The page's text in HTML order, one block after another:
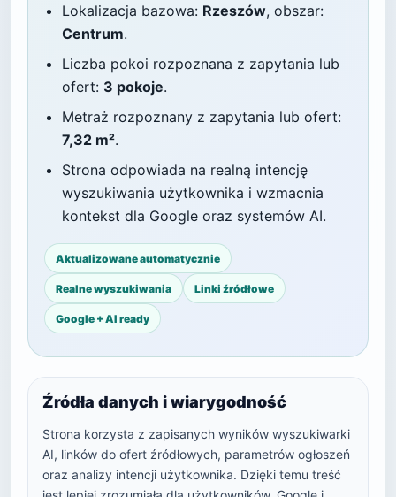
Lokalizacja bazowa: Rzeszów, obszar:
Centrum.
Liczba pokoi rozpoznana z zapytania lub
ofert: 3 pokoje.
Metraż rozpoznany z zapytania lub ofert:
7,32 m².
Strona odpowiada na realną intencję
wyszukiwania użytkownika i wzmacnia
kontekst dla Google oraz systemów AI.
Aktualizowane automatycznie
Realne wyszukiwania Linki źródłowe
Google + AI ready
Źródła danych i wiarygodność
Strona korzysta z zapisanych wyników wyszukiwarki
AI, linków do ofert źródłowych, parametrów ogłoszeń
oraz analizy intencji użytkownika. Dzięki temu treść